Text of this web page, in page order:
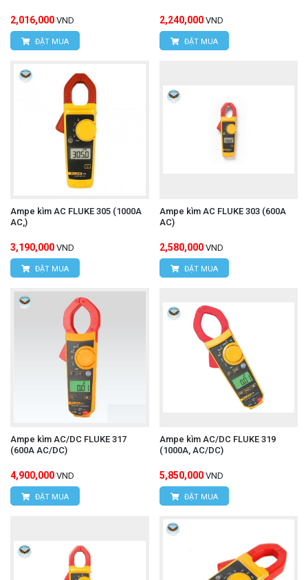
2,016,000 VND
ĐẶT MUA
2,240,000 VND
ĐẶT MUA
Ampe kìm AC FLUKE 305 (1000A
AC,)
3,190,000 VND
ĐẶT MUA
Ampe kìm AC FLUKE 303 (600A
AC)
2,580,000 VND
ĐẶT MUA
Ampe kìm AC/DC FLUKE 317
(600A AC/DC)
4,900,000 VND
ĐẶT MUA
Ampe kìm AC/DC FLUKE 319
(1000A, AC/DC)
5,850,000 VND
ĐẶT MUA